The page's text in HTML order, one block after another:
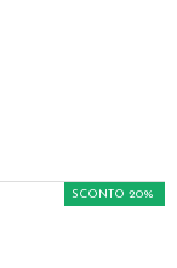
SCONTO 20%